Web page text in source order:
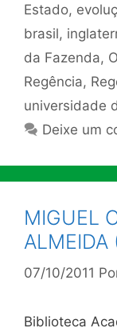
Estado,
brasil,
da Fazenda,
Regência,
universidade
Deixe um
MIGUEL
07/10/2011
Biblioteca